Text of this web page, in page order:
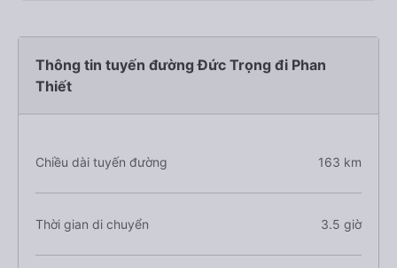
Thông tin tuyến đường Đức Trọng đi Phan
Thiết
Chiều dài tuyến đường 163 km
Thời gian di chuyển 3.5 giờ